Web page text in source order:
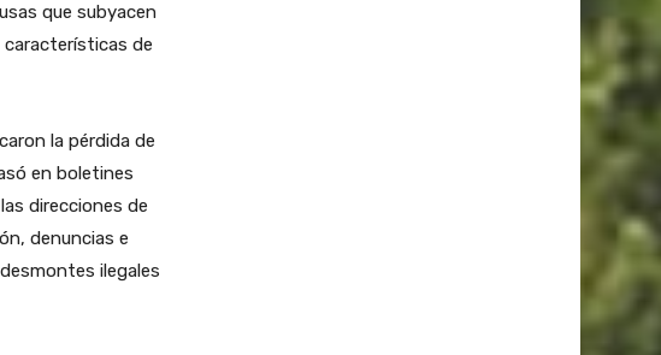
que subyacen
de
la pérdida de
en boletines
direcciones de
denuncias e
ilegales